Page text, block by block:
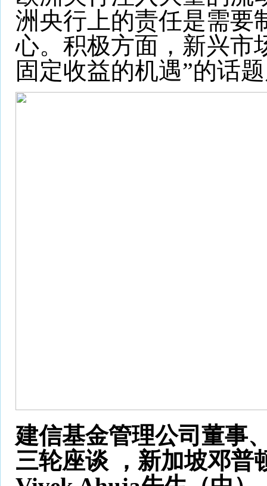
洲央行上的责任是需要
心。积极方面，新兴市
固定收益的机遇”的话
建信基金管理公司董事
三轮座谈 ，新加坡邓普